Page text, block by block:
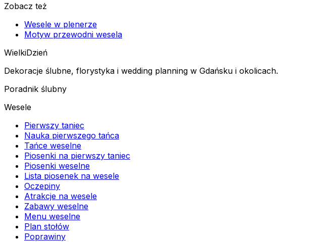
Zobacz też
Wesele w plenerze
Motyw przewodni wesela
WielkiDzień
Dekoracje ślubne, florystyka i wedding planning w Gdańsku i okolicach.
Poradnik ślubny
Wesele
Pierwszy taniec
Nauka pierwszego tańca
Tańce weselne
Piosenki na pierwszy taniec
Piosenki weselne
Lista piosenek na wesele
Oczepiny
Atrakcje na wesele
Zabawy weselne
Menu weselne
Plan stołów
Poprawiny